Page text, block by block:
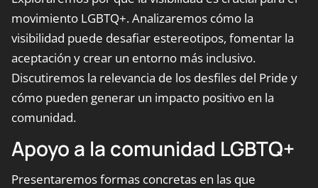
movimiento LGBTQ+. Analizaremos cómo la
visibilidad puede desafiar estereotipos, fomentar la
aceptación y crear un entorno más inclusivo.
Discutiremos la relevancia de los desfiles del Pride y
cómo pueden generar un impacto positivo en la
comunidad.
Apoyo a la comunidad LGBTQ+
Presentaremos formas concretas en las que